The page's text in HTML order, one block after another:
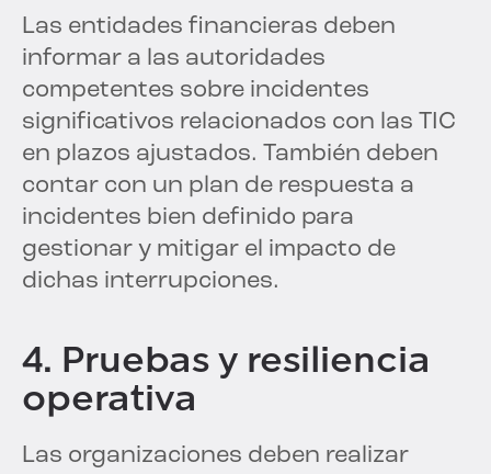
Las entidades financieras deben
informar a las autoridades
competentes sobre incidentes
significativos relacionados con las TIC
en plazos ajustados. También deben
contar con un plan de respuesta a
incidentes bien definido para
gestionar y mitigar el impacto de
dichas interrupciones.
4. Pruebas y resiliencia
operativa
Las organizaciones deben realizar